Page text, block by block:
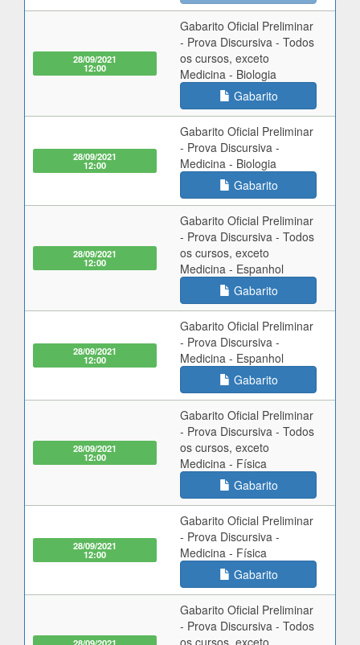
28/09/2021
12:00
Gabarito Oficial Preliminar
- Prova Discursiva - Todos
os cursos, exceto
Medicina - Biologia
Gabarito
28/09/2021
12:00
Gabarito Oficial Preliminar
- Prova Discursiva -
Medicina - Biologia
Gabarito
28/09/2021
12:00
Gabarito Oficial Preliminar
- Prova Discursiva - Todos
os cursos, exceto
Medicina - Espanhol
Gabarito
28/09/2021
12:00
Gabarito Oficial Preliminar
- Prova Discursiva -
Medicina - Espanhol
Gabarito
28/09/2021
12:00
Gabarito Oficial Preliminar
- Prova Discursiva - Todos
os cursos, exceto
Medicina - Física
Gabarito
28/09/2021
12:00
Gabarito Oficial Preliminar
- Prova Discursiva -
Medicina - Física
Gabarito
Gabarito Oficial Preliminar
- Prova Discursiva - Todos
os cursos, exceto